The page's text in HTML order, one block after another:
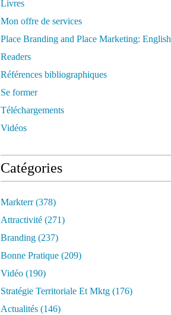
Livres
Mon offre de services
Place Branding and Place Marketing: English
Readers
Références bibliographiques
Se former
Téléchargements
Vidéos
Catégories
Markterr(378)
Attractivité (271)
Branding (237)
Bonne Pratique (209)
Vidéo (190)
Stratégie Territoriale Et Mktg (176)
Actualités (146)